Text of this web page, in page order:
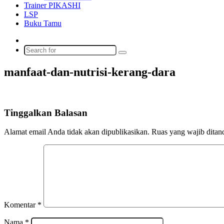
Trainer PIKASHI
LSP
Buku Tamu
skin
Search
manfaat-dan-nutrisi-kerang-dara
Tinggalkan Balasan
Alamat email Anda tidak akan dipublikasikan. Ruas yang wajib
Komentar *